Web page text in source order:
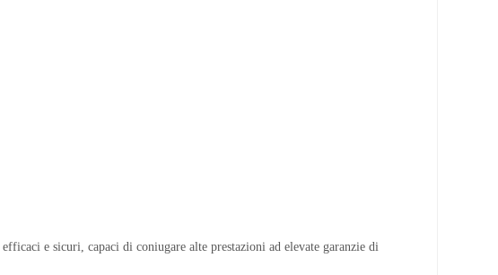
e sicuri, capaci di coniugare alte prestazioni ad elevate garanzie di